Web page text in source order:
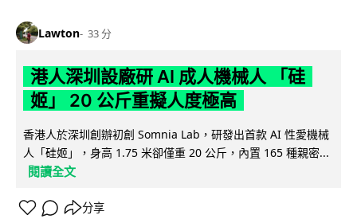
Lawton 33 分
港人深圳設廠研 AI 成人機械人 「硅
姬」 20 公斤重擬人度極高
香港人於深圳創辦初創 Somnia Lab，研發出首款 AI 性愛機械
人「硅姬」，身高 1.75 米卻僅重 20 公斤，內置 165 種親密...
閱讀全文
分享